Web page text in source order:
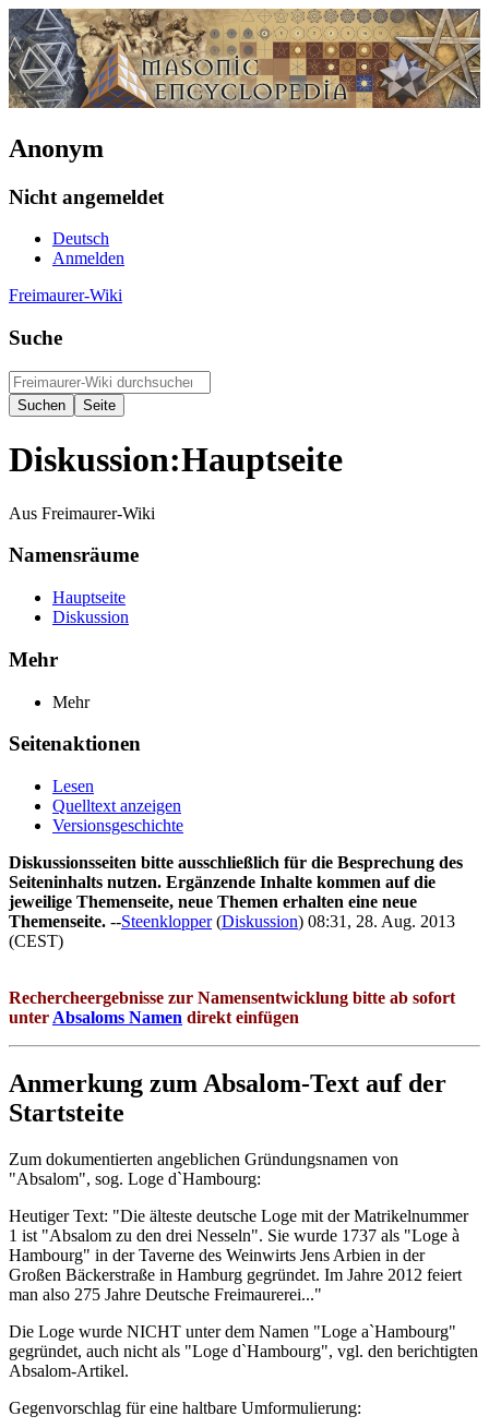
Anonym
Nicht angemeldet
Deutsch
Anmelden
Freimaurer-Wiki
Suche
Diskussion:Hauptseite
Aus Freimaurer-Wiki
Namensräume
Hauptseite
Diskussion
Mehr
Mehr
Seitenaktionen
Lesen
Quelltext anzeigen
Versionsgeschichte
Diskussionsseiten bitte ausschließlich für die Besprechung des
Seiteninhalts nutzen. Ergänzende Inhalte kommen auf die
jeweilige Themenseite, neue Themen erhalten eine neue
Themenseite. --Steenklopper(Diskussion) 08:31, 28. Aug. 2013
(CEST)
Rechercheergebnisse zur Namensentwicklung bitte ab sofort
unter Absaloms Namen direkt einfügen
Anmerkung zum Absalom-Text auf der
Startsteite
Zum dokumentierten angeblichen Gründungsnamen von
"Absalom", sog. Loge d`Hambourg:
Heutiger Text: "Die älteste deutsche Loge mit der Matrikelnummer
1 ist "Absalom zu den drei Nesseln". Sie wurde 1737 als "Loge à
Hambourg" in der Taverne des Weinwirts Jens Arbien in der
Großen Bäckerstraße in Hamburg gegründet. Im Jahre 2012 feiert
man also 275 Jahre Deutsche Freimaurerei..."
Die Loge wurde NICHT unter dem Namen "Loge a`Hambourg"
gegründet, auch nicht als "Loge d`Hambourg", vgl. den berichtigten
Absalom-Artikel.
Gegenvorschlag für eine haltbare Umformulierung: